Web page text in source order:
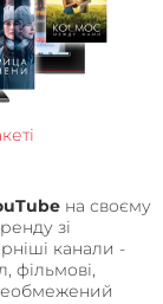
на своєму
зі
канали -
фільмові,